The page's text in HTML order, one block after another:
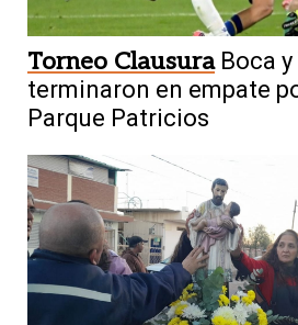
Torneo Clausura Boca
terminaron en empate
Parque Patricios